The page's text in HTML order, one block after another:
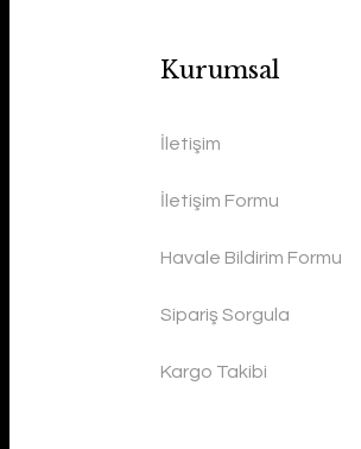
Kurumsal
İletişim
İletişim Formu
Havale Bildirim Formu
Sipariş Sorgula
Kargo Takibi